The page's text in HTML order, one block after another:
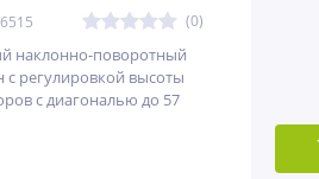
(0)
наклонно-поворотный
регулировкой высоты
с диагональю до 57